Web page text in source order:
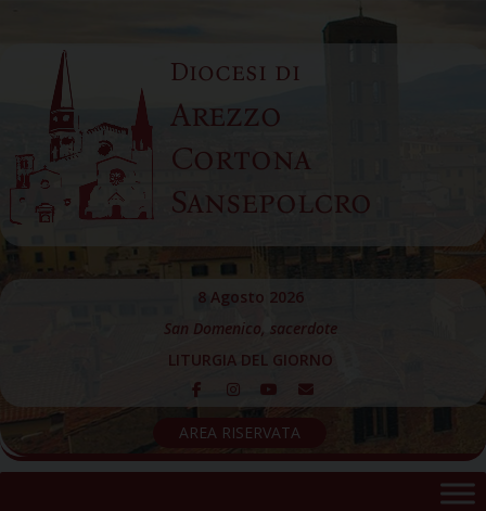
content
Diocesi di
Arezzo
Cortona
Sansepolcro
8 Agosto 2026
San Domenico, sacerdote
LITURGIA DEL GIORNO
AREA RISERVATA